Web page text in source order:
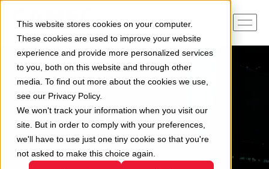
This website stores cookies on your computer.
These cookies are used to improve your website
experience and provide more personalized services
to you, both on this website and through other
media. To find out more about the cookies we use,
see our Privacy Policy.
We won't track your information when you visit our
site. But in order to comply with your preferences,
we'll have to use just one tiny cookie so that you're
not asked to make this choice again.